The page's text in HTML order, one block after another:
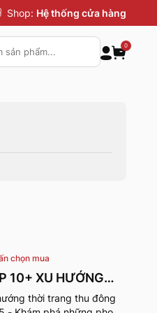
Shop: Hệ thống cửa hàng
0
chọn mua
10+ XU HƯỚNG
TRANG THU
thời trang thu đông